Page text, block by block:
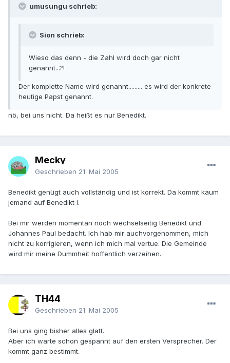
umusungu schrieb:
Sion schrieb:
Wieso das denn - die Zahl wird doch gar nicht
genannt...?!
Der komplette Name wird genannt......... es wird der konkrete
heutige Papst genannt.
nö, bei uns nicht. Da heißt es nur Benedikt.
Mecky
Geschrieben 21. Mai 2005
Benedikt genügt auch vollständig und ist korrekt. Da kommt kaum
jemand auf Benedikt I.
Bei mir werden momentan noch wechselseitig Benedikt und
Johannes Paul bedacht. Ich hab mir auchvorgenommen, mich
nicht zu korrigieren, wenn ich mich mal vertue. Die Gemeinde
wird mir meine Dummheit hoffentlich verzeihen.
TH44
Geschrieben 21. Mai 2005
Bei uns ging bisher alles glatt.
Aber ich warte schon gespannt auf den ersten Versprecher. Der
kommt ganz bestimmt.